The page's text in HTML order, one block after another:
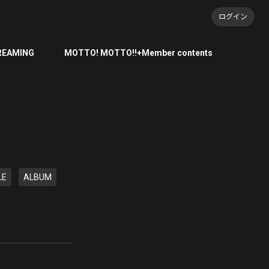
ログイン
MOTTO! MOTTO!!+Member contents
ALBUM